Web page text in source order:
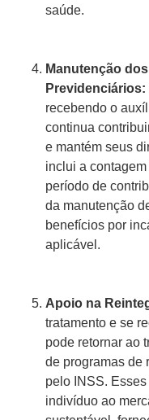
saúde.
Manutenção
Previdenciários:
recebendo o
continua
e mantém seus
inclui a
período de
da manutenção
benefícios por
aplicável.
Apoio na
tratamento e se
pode retornar ao
de programas de
pelo INSS.
indivíduo ao